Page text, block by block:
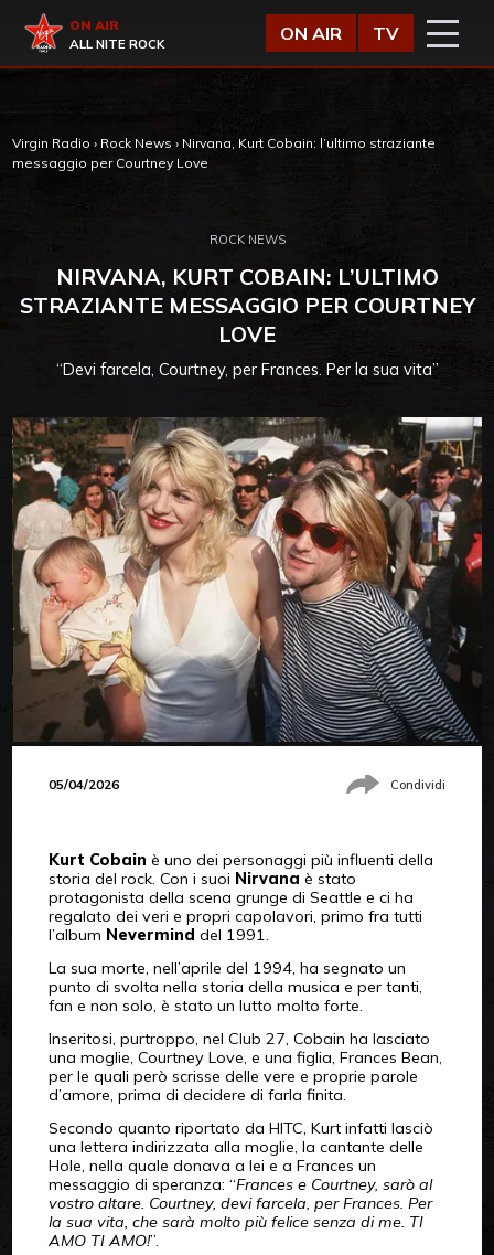
Virgin Radio
ON AIR
ALL NITE ROCK
ON AIR TV
Virgin Radio › Rock News › Nirvana, Kurt Cobain: l’ultimo straziante
messaggio per Courtney Love
ROCK NEWS
NIRVANA, KURT COBAIN: L’ULTIMO
STRAZIANTE MESSAGGIO PER COURTNEY
LOVE
“Devi farcela, Courtney, per Frances. Per la sua vita”
05/04/2026 Condividi
Kurt Cobain è uno dei personaggi più influenti della
storia del rock. Con i suoi Nirvana è stato
protagonista della scena grunge di Seattle e ci ha
regalato dei veri e propri capolavori, primo fra tutti
l’album Nevermind del 1991.
La sua morte, nell’aprile del 1994, ha segnato un
punto di svolta nella storia della musica e per tanti,
fan e non solo, è stato un lutto molto forte.
Inseritosi, purtroppo, nel Club 27, Cobain ha lasciato
una moglie, Courtney Love, e una figlia, Frances Bean,
per le quali però scrisse delle vere e proprie parole
d’amore, prima di decidere di farla finita.
Secondo quanto riportato da HITC, Kurt infatti lasciò
una lettera indirizzata alla moglie, la cantante delle
Hole, nella quale donava a lei e a Frances un
messaggio di speranza: “Frances e Courtney, sarò al
vostro altare. Courtney, devi farcela, per Frances. Per
la sua vita, che sarà molto più felice senza di me. TI
AMO TI AMO!”.